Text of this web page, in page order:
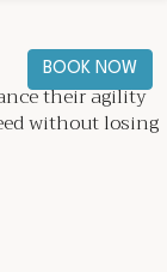
BOOK NOW
their agility
without losing